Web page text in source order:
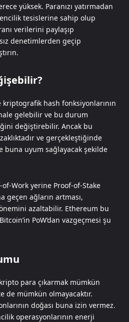
yüksek. Paranızı yatırmadan
tesislerine sahip olup
verilerini paylaşıp
denetimlerden geçip
hash fonksiyonlarının
gelebilir ve bu durum
değiştirebilir. Ancak bu
ve gerçekleştiğinde
buna uyum sağlayacak şekilde
of-Work yerine Proof-of-Stake
geçen ağların artması,
azaltabilir. Ethereum bu
PoW’dan vazgeçmesi şu
para çıkarmak mümkün
de mümkün olmayacaktır.
doğası buna izin vermez.
operasyonlarının enerji